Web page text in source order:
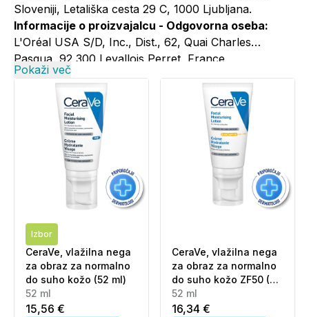
Sloveniji, Letališka cesta 29 C, 1000 Ljubljana.
Informacije o proizvajalcu - Odgovorna oseba:
L'Oréal USA S/D, Inc., Dist., 62, Quai Charles
Pasqua, 92 300 Levallois Perret, France
Informacije o proizvajalcu - Elektronski kontaktni
+386 1 5800 981; cerave@si.oaccare.com;
cena je obračunana po ceniku operaterja//
www.cerave.si
Pokaži več
Izbor
CeraVe, vlažilna nega
za obraz za normalno
do suho kožo (52 ml)
52 ml
15,56 €
CeraVe, vlažilna nega
za obraz za normalno
do suho kožo ZF50 (52
ml)
52 ml
16,34 €